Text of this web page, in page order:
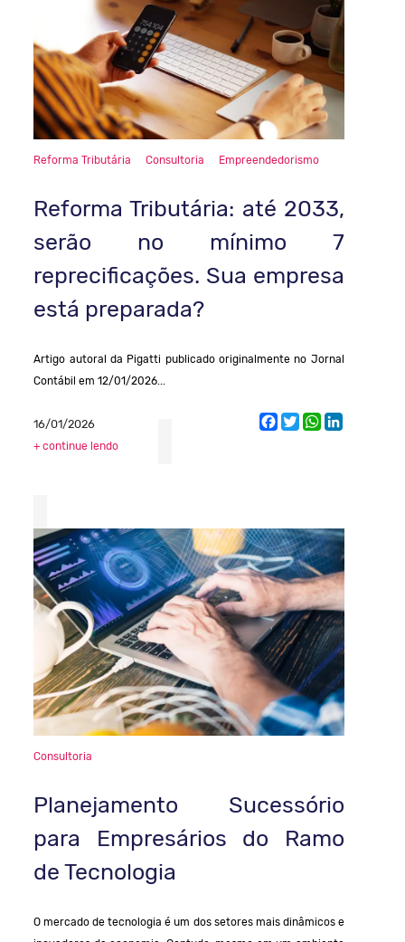
Reforma Tributária Consultoria Empreendedorismo
Reforma Tributária: até 2033,
serão no mínimo 7
reprecificações. Sua empresa
está preparada?
Artigo autoral da Pigatti publicado originalmente no Jornal
Contábil em 12/01/2026...
16/01/2026
+ continue lendo
Facebook
TwitterWhatsApp
LinkedIn
Consultoria
Planejamento Sucessório
para Empresários do Ramo
de Tecnologia
O mercado de tecnologia é um dos setores mais dinâmicos e